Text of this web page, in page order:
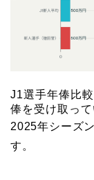
J1選手年俸比
俸を受け取って
2025年シーズ
す。